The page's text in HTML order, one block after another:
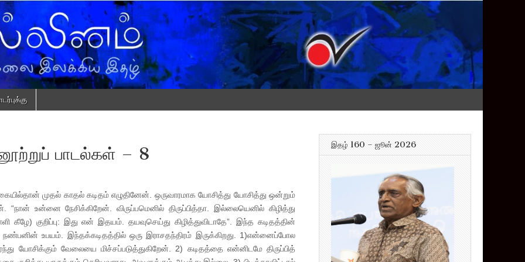
பாடல்கள் – 8
முதல் காதல் கடிதம் எழுதினேன். ஒருவாரமாக யோசித்து யோசித்து ஒன்றும்
“நான் உன்னை நேசிக்கிறேன். விருப்பமெனில் திருப்பித்தா. இல்லையெனில் கிழித்து
கீழே) குறிப்பு: இது என் இதயம். தயவுசெய்து கிழித்துவிடாதே”. இந்த கடிதத்தின்
உபயம். இந்தக்கடிதத்தில் ஒரு இராசதந்திரம் இருக்கிறது. 1)என்னைப்போல
யோசிக்கும் வேலையை மிச்சப்படுத்துகிறேன். 2) கடிதத்தை என்னிடமே திருப்பித்
இதழ் 160 – ஜூன் 2026